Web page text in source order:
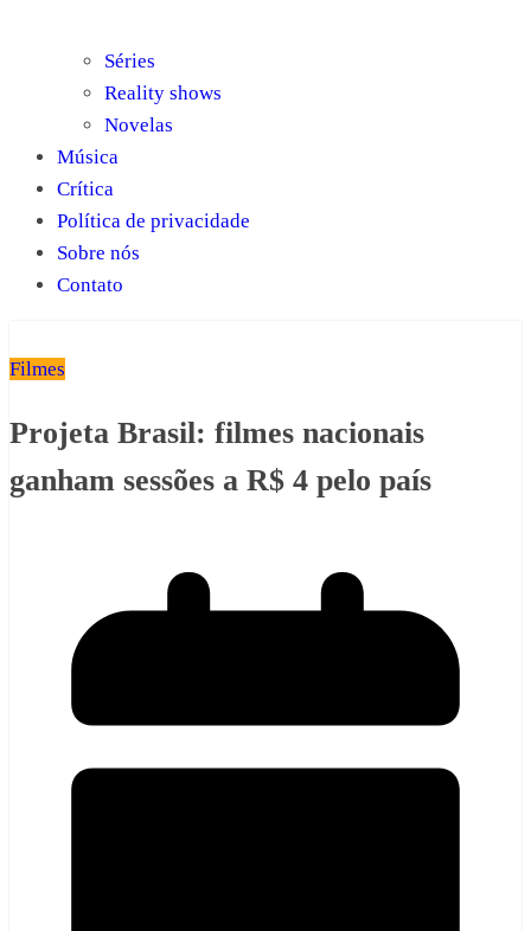
Séries
Reality shows
Novelas
Música
Crítica
Política de privacidade
Sobre nós
Contato
Filmes
Projeta Brasil: filmes nacionais
ganham sessões a R$ 4 pelo país